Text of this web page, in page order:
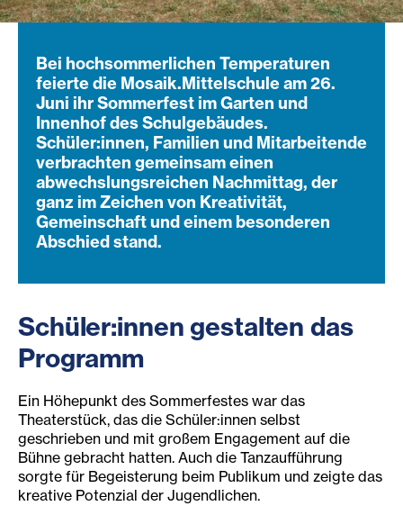
Bei hochsommerlichen Temperaturen
feierte die Mosaik.Mittelschule am 26.
Juni ihr Sommerfest im Garten und
Innenhof des Schulgebäudes.
Schüler:innen, Familien und Mitarbeitende
verbrachten gemeinsam einen
abwechslungsreichen Nachmittag, der
ganz im Zeichen von Kreativität,
Gemeinschaft und einem besonderen
Abschied stand.
Schüler:innen gestalten das
Programm
Ein Höhepunkt des Sommerfestes war das
Theaterstück, das die Schüler:innen selbst
geschrieben und mit großem Engagement auf die
Bühne gebracht hatten. Auch die Tanzaufführung
sorgte für Begeisterung beim Publikum und zeigte das
kreative Potenzial der Jugendlichen.